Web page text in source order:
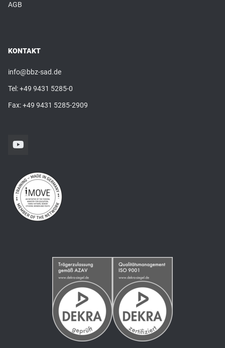
AGB
KONTAKT
info@bbz-sad.de
Tel:+49 9431 5285-0
Fax: +49 9431 5285-2909